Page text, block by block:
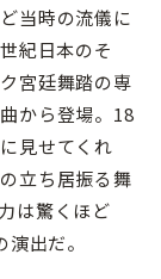
当時の流儀に
紀日本のそ
宮廷舞踏の専
から登場。18
見せてくれ
立ち居振る舞
は驚くほど
出だ。